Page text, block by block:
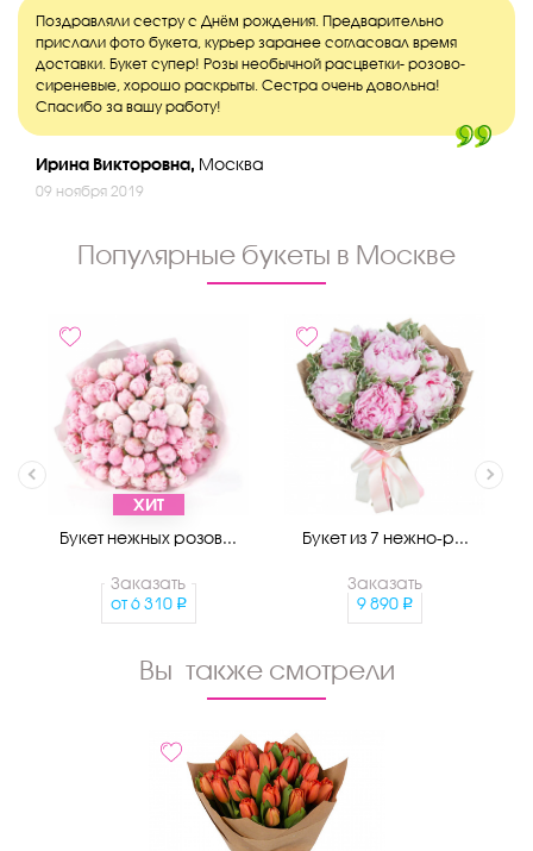
Поздравляли сестру с Днём рождения. Предварительно
прислали фото букета, курьер заранее согласовал время
доставки. Букет супер! Розы необычной расцветки- розово-
сиреневые, хорошо раскрыты. Сестра очень довольна!
Спасибо за вашу работу!
Ирина Викторовна, Москва
09 ноября 2019
Популярные букеты в Москве
ХИТ
Букет нежных розов...
Заказать
от 6 310
Букет из 7 нежно-р...
Заказать
9 890
Вы также смотрели